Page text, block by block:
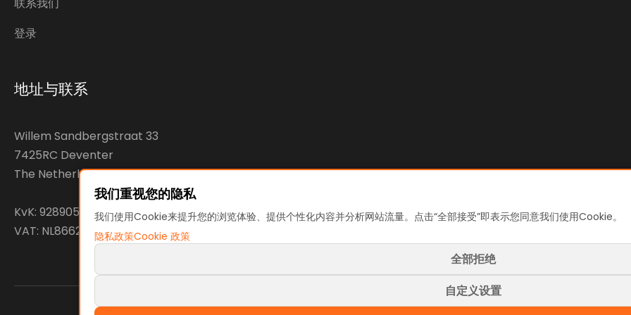
登录
地址与联系
Willem Sandbergstraat 33
7425RC Deventer
The Netherlands
KvK: 92890598
VAT: NL866207144B01
条款和政策 使用条款 隐私政策 Cookie 政策
我们重视您的隐私
我们使用Cookie来提升您的浏览体验、提供个性化内容并分析网站流量。点击“全部接受”即表示您同意我们使用Cookie。
隐私政策Cookie 政策
全部拒绝
自定义设置